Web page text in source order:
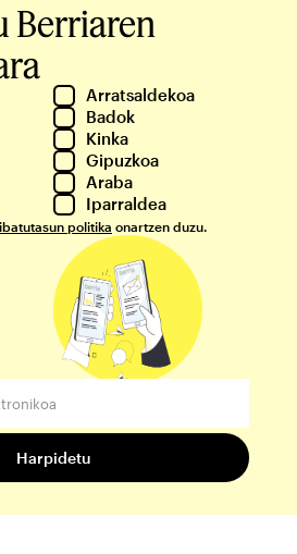
Berriaren
Arratsaldekoa
Badok
Kinka
Gipuzkoa
Araba
Iparraldea
politika onartzen duzu.